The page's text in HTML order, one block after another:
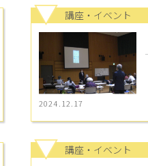
講座・イベント
2024.12.17
講座・イベント